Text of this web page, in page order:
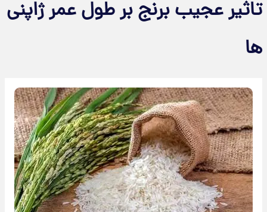
تاثیر عجیب برنج بر طول عمر ژاپنی
ها